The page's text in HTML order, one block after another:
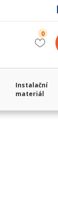
0
Instalační
materiál